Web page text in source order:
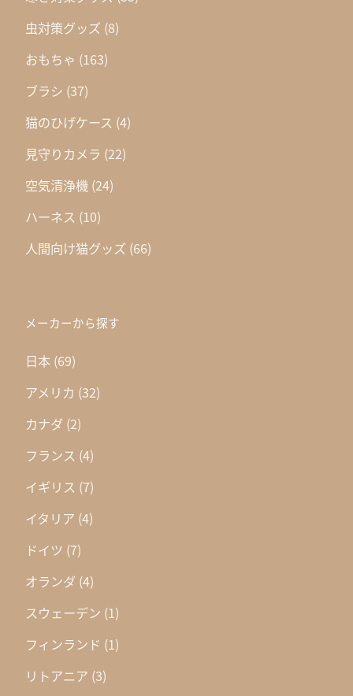
虫対策グッズ (8)
おもちゃ (163)
ブラシ (37)
猫のひげケース (4)
見守りカメラ (22)
空気清浄機 (24)
ハーネス (10)
人間向け猫グッズ (66)
メーカーから探す
日本 (69)
アメリカ (32)
カナダ (2)
フランス (4)
イギリス (7)
イタリア (4)
ドイツ (7)
オランダ (4)
スウェーデン (1)
フィンランド (1)
リトアニア (3)